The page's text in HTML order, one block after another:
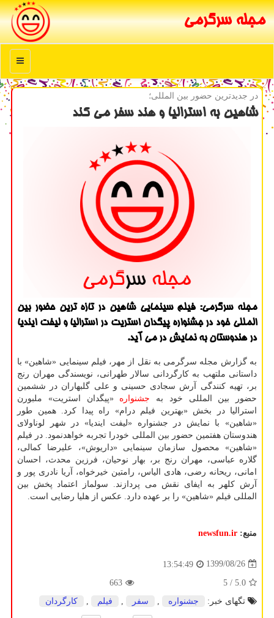
مجله سرگرمی
منو
در جدیدترین حضور بین المللی؛
شاهین به استرالیا و هند سفر می كند
مجله سرگرمی: فیلم سینمایی شاهین در تازه ترین حضور بین
المللی خود در جشنواره پیگدان استریت در استرالیا و لیفت ایندیا
در هندوستان به نمایش در می آید.
به گزارش مجله سرگرمی به نقل از مهر، فیلم سینمایی «شاهین» با
داستانی ملتهب به کارگردانی سالار طهرانی، نویسندگی مهران رنج
بر، تهیه کنندگی آرش سجادی حسینی و علی گلبهاران در ششمین
حضور بین المللی خود به جشنواره «پیگدان استریت» ملبورن
استرالیا در بخش «بهترین فیلم درام» راه پیدا کرد. همین طور
«شاهین» با نمایش در جشنواره «لیفت ایندیا» در شهر لوناولای
هندوستان هفتمین حضور بین المللی خودرا تجربه خواهدنمود. در فیلم
«شاهین» محصول سازمان سینمایی «داریوش»، علیرضا کمالی،
گلاره عباسی، مهران رنج بر، بهار نوحیان، فرزین محدث، احسان
امانی، ریحانه رضی، هادی الیاس، رامتین خیرخواه، آریا نادری پور و
آرش کلهر به ایفای نقش می پردازند. سولماز اعتماد پخش بین
المللی فیلم «شاهین» را بر عهده دارد. عکس از هلیا رضایی است.
منبع: newsfun.ir
1399/08/26
13:54:49
5.0
/ 5
663
تگهای خبر:
جشنواره سفر فیلم كارگردان